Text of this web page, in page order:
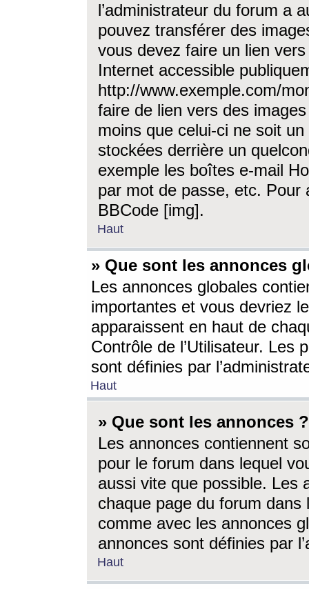
l’administrateur du forum a
pouvez transférer des
vous devez faire un lien
Internet accessible
http://www.exemple.com/
faire de lien vers des
moins que celui-ci ne soit
stockées derrière un
exemple les boîtes e-mail
par mot de passe, etc. Pour
BBCode [img].
Haut
» Que sont les annonces
Les annonces globales
importantes et vous devriez
apparaissent en haut de
Contrôle de l’Utilisateur. Les
sont définies par
Haut
» Que sont les annonces ?
Les annonces contiennent
pour le forum dans lequel
aussi vite que possible. Les
chaque page du forum dans
comme avec les annonces
annonces sont définies par
Haut